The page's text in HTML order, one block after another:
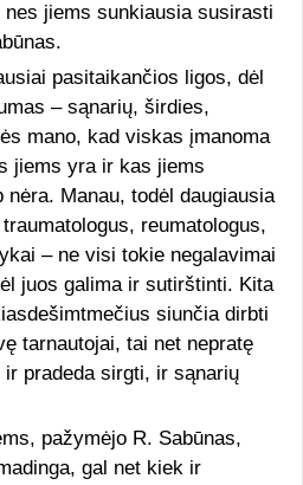
jiems sunkiausia susirasti
pasitaikančios ligos, dėl
– sąnarių, širdies,
mano, kad viskas įmanoma
jiems yra ir kas jiems
Manau, todėl daugiausia
reumatologus,
– ne visi tokie negalavimai
juos galima ir sutirštinti. Kita
siunčia dirbti
tarnautojai, tai net nepratę
pradeda sirgti, ir sąnarių
pažymėjo R. Sabūnas,
gal net kiek ir